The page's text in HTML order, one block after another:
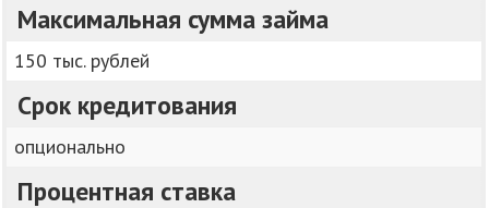
Максимальная сумма займа
150 тыс. рублей
Срок кредитования
опционально
Процентная ставка